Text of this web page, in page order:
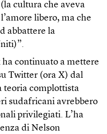
cultura che aveva
libero, ma che
abbattere la
continuato a mettere
Twitter (ora X) dal
teoria complottista
sudafricani avrebbero
privilegiati. L’ha
di Nelson